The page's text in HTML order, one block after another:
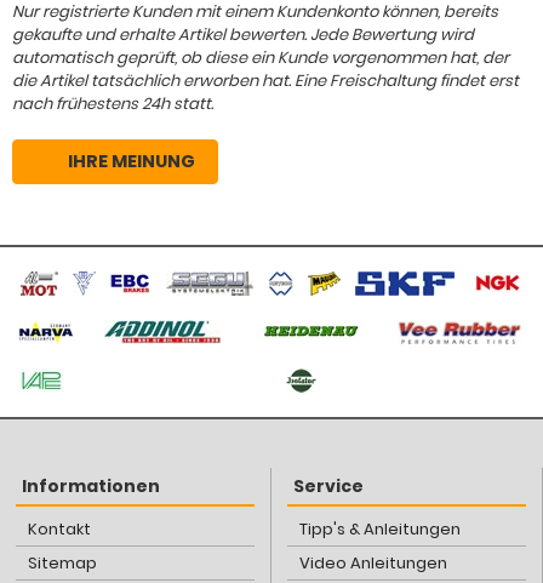
Nur registrierte Kunden mit einem Kundenkonto können, bereits
gekaufte und erhalte Artikel bewerten. Jede Bewertung wird
automatisch geprüft, ob diese ein Kunde vorgenommen hat, der
die Artikel tatsächlich erworben hat. Eine Freischaltung findet erst
nach frühestens 24h statt.
IHRE MEINUNG
Informationen
Kontakt
Sitemap
Service
Tipp's & Anleitungen
Video Anleitungen